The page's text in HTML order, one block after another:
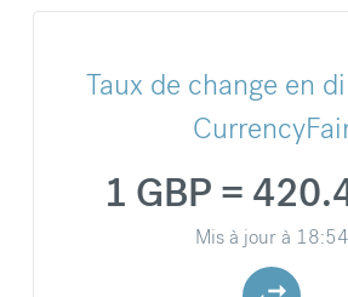
Taux de change en
1 GBP =
Mis à jour à 18:54